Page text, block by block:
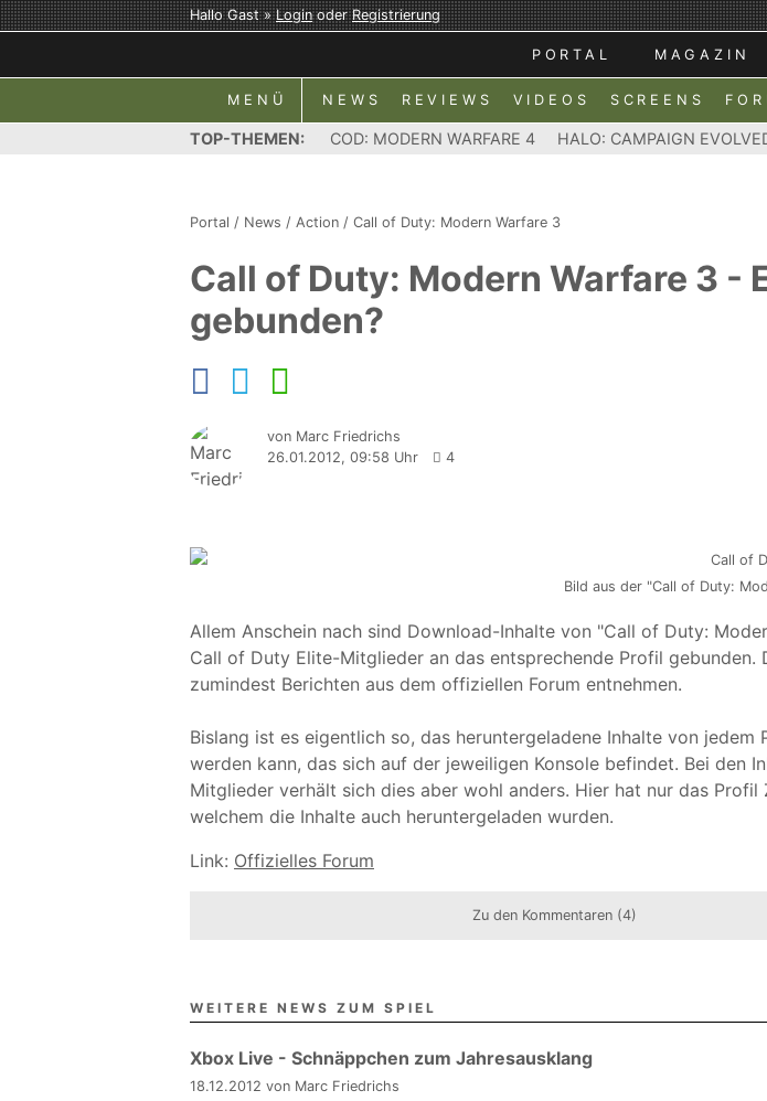
Hallo Gast »LoginoderRegistrierung
PORTAL MAGAZIN
MENÜ NEWS REVIEWS VIDEOS SCREENS
TOP-THEMEN: COD: MODERN WARFARE 4 HALO: CAMPAIGN
Portal / News / Action / Call of Duty: Modern Warfare 3
Call of Duty: Modern Warfare 3 -
gebunden?
von Marc Friedrichs
26.01.2012, 09:58 Uhr
4
Bild aus der "Call of Duty:
Allem Anschein nach sind Download-Inhalte von "Call of Duty:
Call of Duty Elite-Mitglieder an das entsprechende Profil gebunden.
zumindest Berichten aus dem offiziellen Forum entnehmen.
Bislang ist es eigentlich so, das heruntergeladene Inhalte von jedem
werden kann, das sich auf der jeweiligen Konsole befindet. Bei den
Mitglieder verhält sich dies aber wohl anders. Hier hat nur das Profil
welchem die Inhalte auch heruntergeladen wurden.
Link: Offizielles Forum
Zu den Kommentaren (4)
WEITERE NEWS ZUM SPIEL
Xbox Live - Schnäppchen zum Jahresausklang
18.12.2012 von Marc Friedrichs